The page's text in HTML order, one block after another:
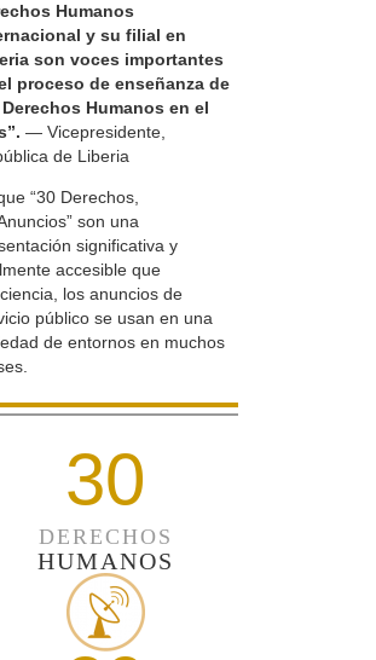
Humanos
y su filial en
son voces importantes
proceso de enseñanza de
Humanos en el
— Vicepresidente,
de Liberia
“30 Derechos,
son una
significativa y
accesible que
los anuncios de
público se usan en una
de entornos en muchos
30
DERECHOS
HUMANOS